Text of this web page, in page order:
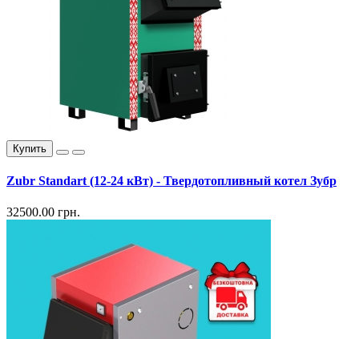
Купить
Zubr Standart (12-24 кВт) - Твердотопливный котел Зубр
32500.00 грн.